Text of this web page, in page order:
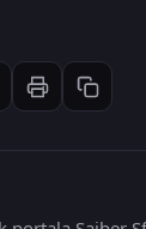
Email
Štampaj članak
Kopiraj